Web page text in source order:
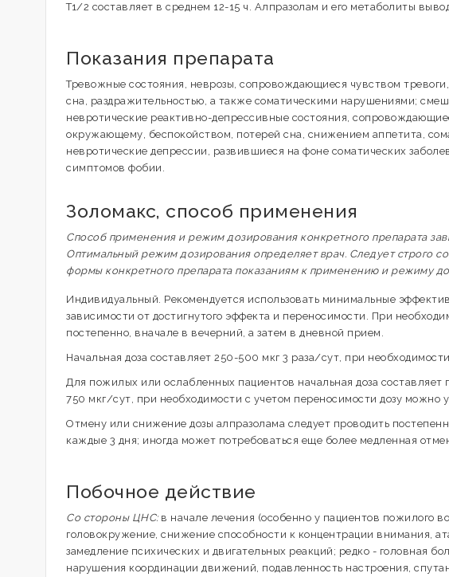
T1/2 составляет в среднем 12-15 ч. Алпразолам и его метаболиты
Показания препарата
Тревожные состояния, неврозы, сопровождающиеся чувством
сна, раздражительностью, а также соматическими нарушениями;
невротические реактивно-депрессивные состояния,
окружающему, беспокойством, потерей сна, снижением аппетита,
невротические депрессии, развившиеся на фоне соматических
симптомов фобии.
Золомакс, способ применения
Способ применения и режим дозирования конкретного препарата
Оптимальный режим дозирования определяет врач. Следует строго
формы конкретного препарата показаниям к применению и режиму
Индивидуальный. Рекомендуется использовать минимальные
зависимости от достигнутого эффекта и переносимости. При
постепенно, вначале в вечерний, а затем в дневной прием.
Начальная доза составляет 250-500 мкг 3 раза/сут, при
Для пожилых или ослабленных пациентов начальная доза
750 мкг/сут, при необходимости с учетом переносимости дозу можно
Отмену или снижение дозы алпразолама следует проводить
каждые 3 дня; иногда может потребоваться еще более медленная
Побочное действие
Со стороны ЦНС:в начале лечения (особенно у пациентов пожилого
головокружение, снижение способности к концентрации внимания,
замедление психических и двигательных реакций; редко - головная
нарушения координации движений, подавленность настроения,